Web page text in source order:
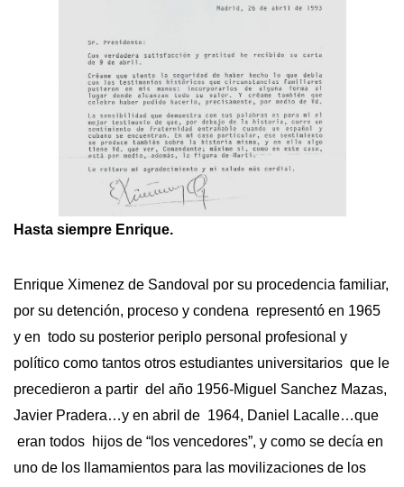
Hasta siempre Enrique.
Enrique Ximenez de Sandoval por su procedencia familiar,
por su detención, proceso y condena representó en 1965
y en todo su posterior periplo personal profesional y
político como tantos otros estudiantes universitarios que le
precedieron a partir del año 1956-Miguel Sanchez Mazas,
Javier Pradera…y en abril de 1964, Daniel Lacalle…que
eran todos hijos de “los vencedores”, y como se decía en
uno de los llamamientos para las movilizaciones de los